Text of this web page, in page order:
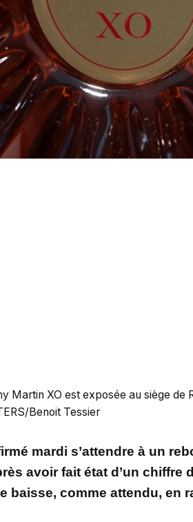
Martin XO est exposée au siège de
Benoit Tessier
mardi s’attendre à un
avoir fait état d’un chiffre
baisse, comme attendu, en